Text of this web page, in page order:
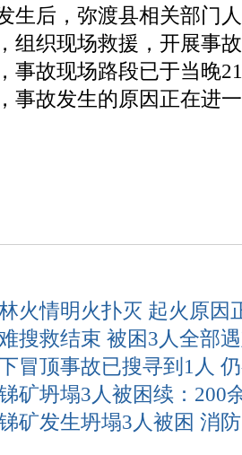
后，弥渡县相关部门人
组织现场救援，开展事
事故现场路段已于当晚
事故发生的原因正在进
火情明火扑灭 起火原因
搜救结束 被困3人全部
冒顶事故已搜寻到1人
矿坍塌3人被困续：200
矿发生坍塌3人被困 消